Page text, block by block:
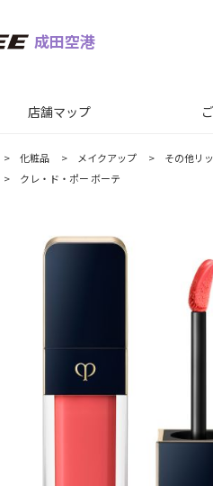
成田空港
店舗マップ
> 化粧品 > メイクアップ >
その他リ
> クレ・ド・ポー ボーテ